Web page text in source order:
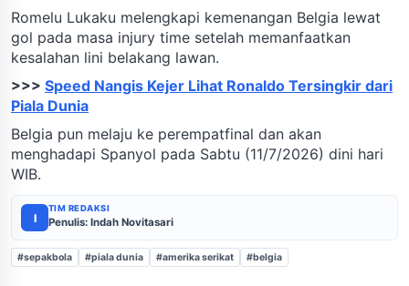
Romelu Lukaku melengkapi kemenangan Belgia lewat
gol pada masa injury time setelah memanfaatkan
kesalahan lini belakang lawan.
>>> Speed Nangis Kejer Lihat Ronaldo Tersingkir dari
Piala Dunia
Belgia pun melaju ke perempatfinal dan akan
menghadapi Spanyol pada Sabtu (11/7/2026) dini hari
WIB.
I
TIM REDAKSI
Penulis: Indah Novitasari
#sepakbola #piala dunia #amerika serikat #belgia